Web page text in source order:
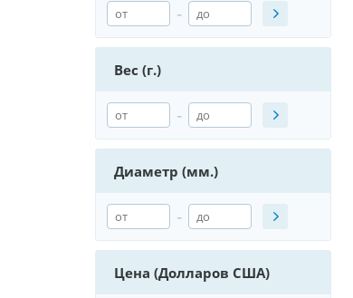
-
Вес (г.)
-
Диаметр (мм.)
-
Цена (Долларов США)